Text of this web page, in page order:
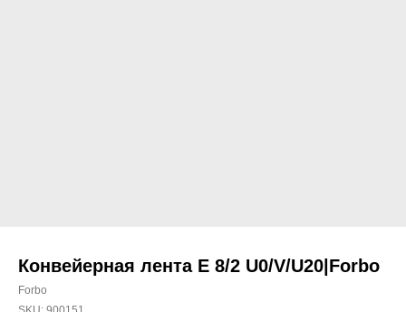
Конвейерная лента E 8/2 U0/V/U20|Forbo
Forbo